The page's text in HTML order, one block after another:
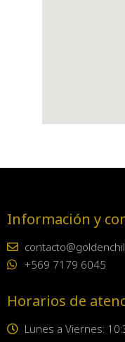
Información y
+569 7179 6045
Horarios de
Lunes a Viernes: